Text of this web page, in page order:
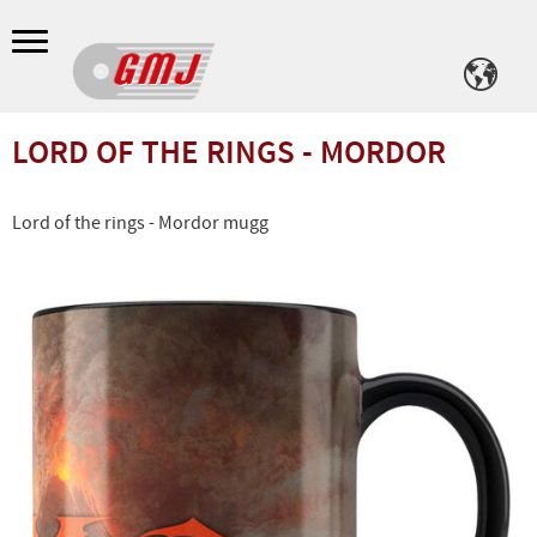
Meny
LORD OF THE RINGS - MORDOR
Lord of the rings - Mordor mugg